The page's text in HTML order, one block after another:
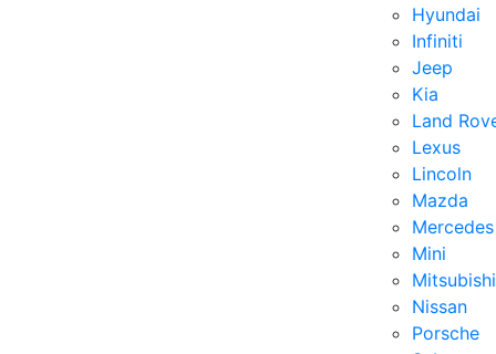
Hyundai
Infiniti
Jeep
Kia
Land
Lexus
Lincoln
Mazda
Mercedes
Mini
Mitsubishi
Nissan
Porsche